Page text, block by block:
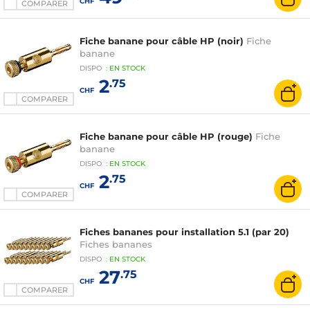
COMPARER
COMPARER
Fiche banane pour câble HP (noir) Fiche
banane
DISPO : EN STOCK
CHF2.75
COMPARER
Fiche banane pour câble HP (rouge) Fiche
banane
DISPO : EN STOCK
CHF2.75
COMPARER
Fiches bananes pour installation 5.1 (par 20)
Fiches bananes
DISPO : EN STOCK
CHF27.75